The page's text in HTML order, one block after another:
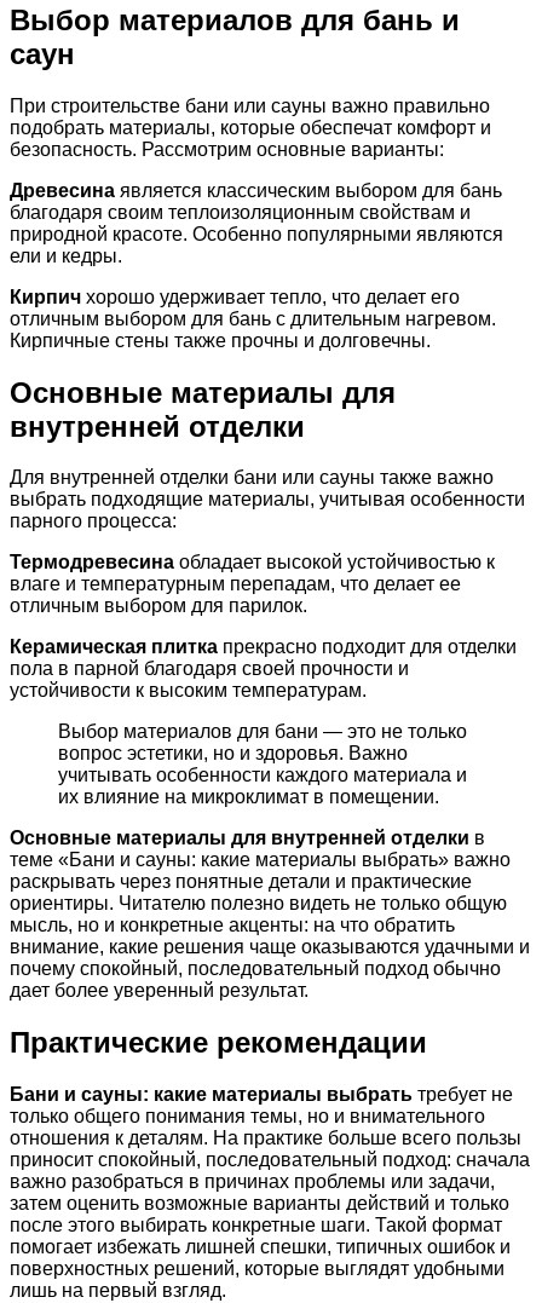
Выбор материалов для бань и
саун
При строительстве бани или сауны важно правильно
подобрать материалы, которые обеспечат комфорт и
безопасность. Рассмотрим основные варианты:
Древесина является классическим выбором для бань
благодаря своим теплоизоляционным свойствам и
природной красоте. Особенно популярными являются
ели и кедры.
Кирпич хорошо удерживает тепло, что делает его
отличным выбором для бань с длительным нагревом.
Кирпичные стены также прочны и долговечны.
Основные материалы для
внутренней отделки
Для внутренней отделки бани или сауны также важно
выбрать подходящие материалы, учитывая особенности
парного процесса:
Термодревесина обладает высокой устойчивостью к
влаге и температурным перепадам, что делает ее
отличным выбором для парилок.
Керамическая плитка прекрасно подходит для отделки
пола в парной благодаря своей прочности и
устойчивости к высоким температурам.
Выбор материалов для бани — это не только
вопрос эстетики, но и здоровья. Важно
учитывать особенности каждого материала и
их влияние на микроклимат в помещении.
Основные материалы для внутренней отделки в
теме «Бани и сауны: какие материалы выбрать» важно
раскрывать через понятные детали и практические
ориентиры. Читателю полезно видеть не только общую
мысль, но и конкретные акценты: на что обратить
внимание, какие решения чаще оказываются удачными и
почему спокойный, последовательный подход обычно
дает более уверенный результат.
Практические рекомендации
Бани и сауны: какие материалы выбрать требует не
только общего понимания темы, но и внимательного
отношения к деталям. На практике больше всего пользы
приносит спокойный, последовательный подход: сначала
важно разобраться в причинах проблемы или задачи,
затем оценить возможные варианты действий и только
после этого выбирать конкретные шаги. Такой формат
помогает избежать лишней спешки, типичных ошибок и
поверхностных решений, которые выглядят удобными
лишь на первый взгляд.